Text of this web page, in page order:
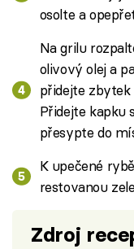
osolte a
Na grilu
olivový olej a
přidejte zbytek
Přidejte kapku
přesypte do
K upečené
restovanou
Zdroj